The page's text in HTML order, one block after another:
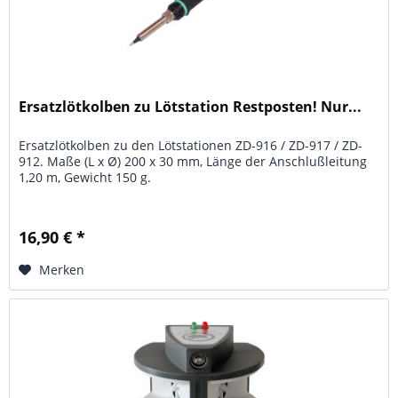
Ersatzlötkolben zu Lötstation Restposten! Nur...
Ersatzlötkolben zu den Lötstationen ZD-916 / ZD-917 / ZD-
912. Maße (L x Ø) 200 x 30 mm, Länge der Anschlußleitung
1,20 m, Gewicht 150 g.
16,90 € *
Merken